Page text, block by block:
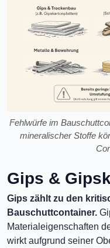
Fehlwürfe im
mineralischer Stoffe
Gips &
Gips zählt zu den
Bauschuttcontainer.
Materialeigenschaften
wirkt aufgrund seiner